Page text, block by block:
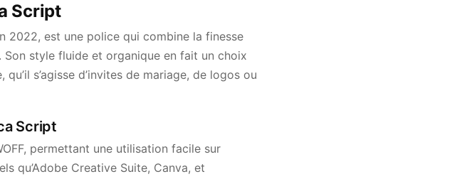
Script
2022, est une police qui combine la finesse
style fluide et organique en fait un choix
s’agisse d’invites de mariage, de logos ou
Script
permettant une utilisation facile sur
qu’Adobe Creative Suite, Canva, et